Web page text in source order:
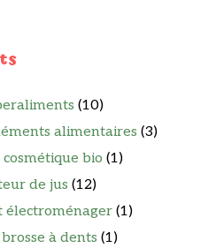
(10)
alimentaires (3)
bio (1)
de jus (12)
électroménager (1)
à dents (1)